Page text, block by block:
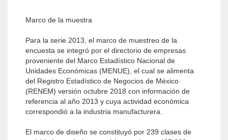
Marco de la muestra
Para la serie 2013, el marco de muestreo de la
encuesta se integró por el directorio de empresas
proveniente del Marco Estadístico Nacional de
Unidades Económicas (MENUE), el cual se alimenta
del Registro Estadístico de Negocios de México
(RENEM) versión octubre 2018 con información de
referencia al año 2013 y cuya actividad económica
correspondió a la industria manufacturera.
El marco de diseño se constituyó por 239 clases de